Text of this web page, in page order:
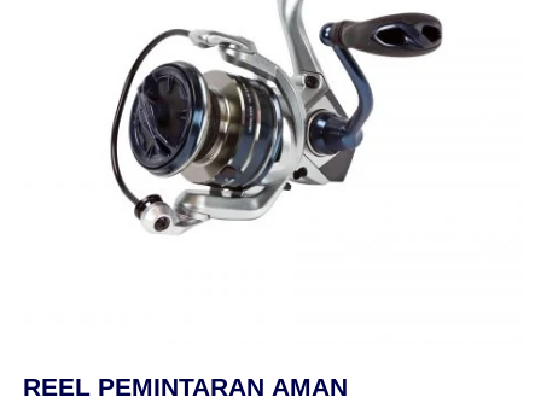
REEL PEMINTARAN AMAN